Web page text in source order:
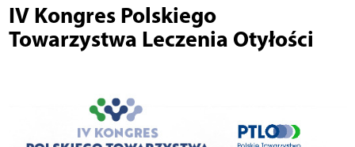
IV Kongres Polskiego
Towarzystwa Leczenia Otyłości